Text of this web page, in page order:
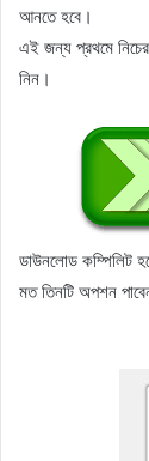
আনতে হবে।
এই জন্য প্রথমে
নিন।
ডাউনলোড কম্পিলিট
মত তিনটি অপশন